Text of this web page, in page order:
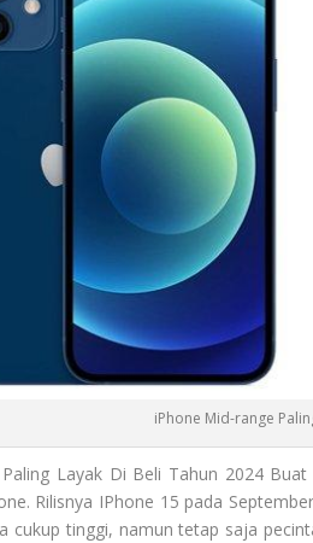
iPhone Mid-range
Paling Layak Di Beli Tahun 2024
Rilisnya IPhone 15 pada
cukup tinggi, namun tetap saja